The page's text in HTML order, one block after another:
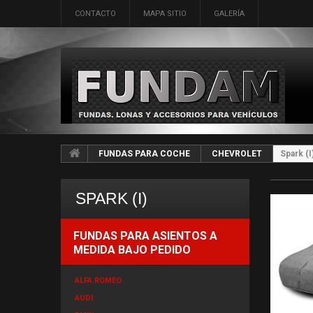
CONTACTO MAPA SITIO GALERÍA
FUNDAS PARA COCHE CHEVROLET Spark
SPARK (I)
FUNDAS PARA ASIENTOS A
MEDIDA BAJO PEDIDO
ALFA ROMEO
AUDI